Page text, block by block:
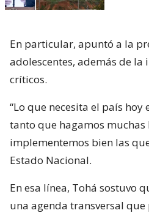
En particular, apuntó a la
adolescentes, además de
críticos.
“Lo que necesita el país hoy
tanto que hagamos muchas
implementemos bien las
Estado Nacional.
En esa línea, Tohá sostuvo
una agenda transversal